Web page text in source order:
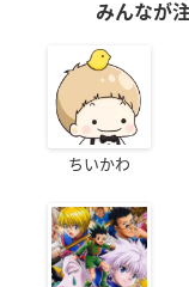
みんなが
ちいかわ